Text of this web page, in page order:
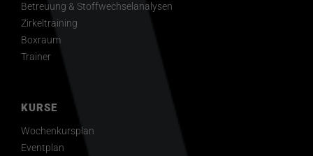
Betreuung & Stoffwechselanalysen
Zirkeltraining
Boxraum
Trainer
KURSE
Wochenkursplan
Eventplan